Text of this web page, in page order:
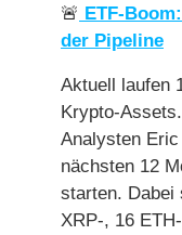
🚨 ETF-
der Pipeline
Aktuell laufen
Krypto-
Analysten
nächsten 12
starten. Dabei
XRP-, 16